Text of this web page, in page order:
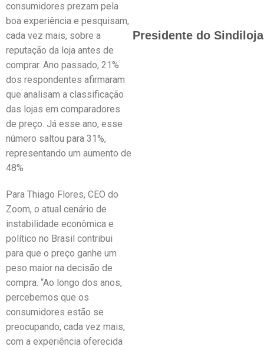
consumidores prezam pela
boa experiência e pesquisam,
cada vez mais, sobre a
reputação da loja antes de
comprar. Ano passado, 21%
dos respondentes afirmaram
que analisam a classificação
das lojas em comparadores
de preço. Já esse ano, esse
número saltou para 31%,
representando um aumento de
48%
Para Thiago Flores, CEO do
Zoom, o atual cenário de
instabilidade econômica e
político no Brasil contribui
para que o preço ganhe um
peso maior na decisão de
compra. “Ao longo dos anos,
percebemos que os
consumidores estão se
preocupando, cada vez mais,
com a experiência oferecida
Presidente do